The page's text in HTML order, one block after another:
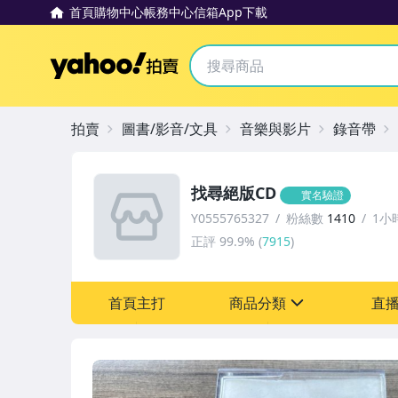
首頁購物中心帳務中心信箱App下載
Yahoo拍賣
找尋絕版CD 實名驗證
Y0555765327 粉絲數 1410
1小
正評 99.9% (7915)
首頁主打 商品分類 直
拍賣 圖書/影音/文具 音樂與影片 錄音帶